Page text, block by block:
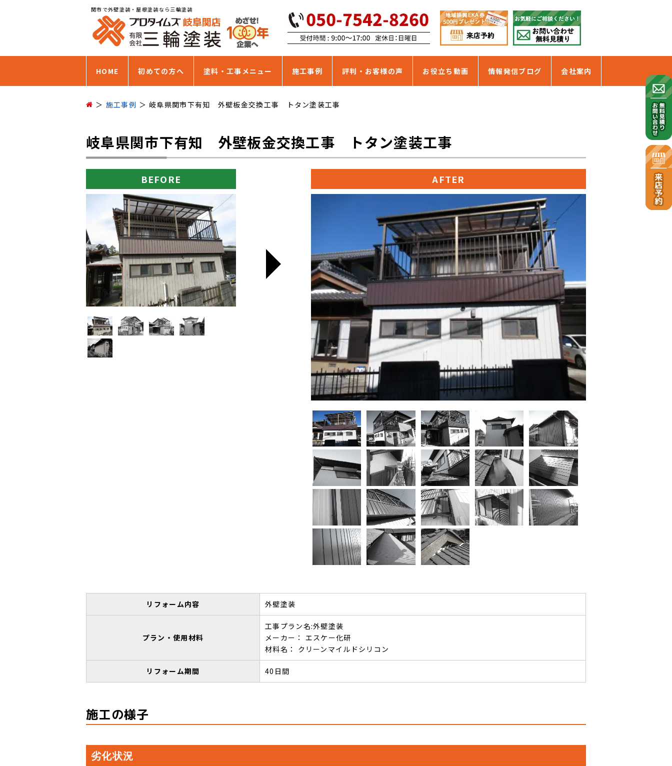
関市で外壁塗装・屋根塗装なら三輪塗装
HOME 初めての方へ 塗料・工事メニュー 施工事例 評判・お客様の声 お役立ち動画 情報発信ブログ 会社案内
施工事例 岐阜県関市下有知 外壁板金交換工事 トタン塗装工事
岐阜県関市下有知 外壁板金交換工事 トタン塗装工事
AFTER
BEFORE
リフォーム内容 外壁塗装
プラン・使用材料
工事プラン名:外壁塗装
メーカー： エスケー化研
材料名： クリーンマイルドシリコン
リフォーム期間 40日間
施工の様子
劣化状況